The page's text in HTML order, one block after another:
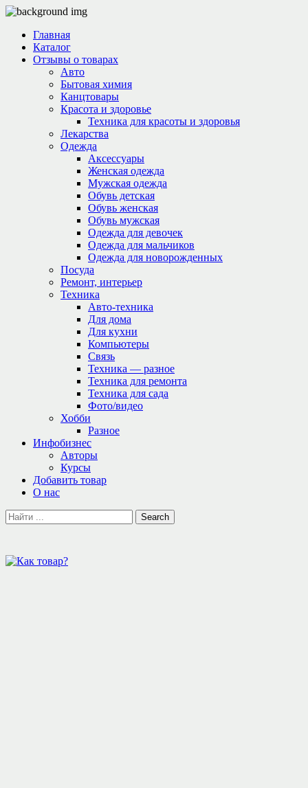
Главная
Каталог
Отзывы о товарах
Авто
Бытовая химия
Канцтовары
Красота и здоровье
Техника для красоты и здоровья
Лекарства
Одежда
Аксессуары
Женская одежда
Мужская одежда
Обувь детская
Обувь женская
Обувь мужская
Одежда для девочек
Одежда для мальчиков
Одежда для новорожденных
Посуда
Ремонт, интерьер
Техника
Авто-техника
Для дома
Для кухни
Компьютеры
Связь
Техника — разное
Техника для ремонта
Техника для сада
Фото/видео
Хобби
Разное
Инфобизнес
Авторы
Курсы
Добавить товар
О нас